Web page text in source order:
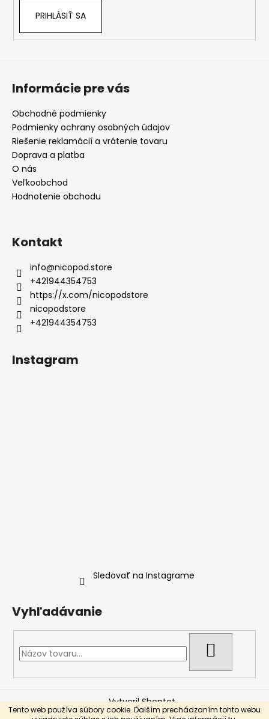
Tento web používa súbory cookie. Ďalším prechádzaním tohto webu
PRIHLÁSIŤ SA
Informácie pre vás
Obchodné podmienky
Podmienky ochrany osobných údajov
Riešenie reklamácií a vrátenie tovaru
Doprava a platba
O nás
Veľkoobchod
Hodnotenie obchodu
Kontakt
info@nicopod.store
+421944354753
https://x.com/nicopodstore
nicopodstore
+421944354753
Instagram
Sledovať na Instagrame
Vyhľadávanie
Vytvoril Shoptet